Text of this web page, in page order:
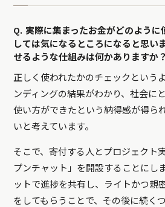
Q. 実際に集まったお金がどのように
しては気になるところになると思い
せるような仕組みは何かありますか？
正しく使われたかのチェックという
ンディングの結果がわかり、社会に
使い方ができたという納得感が得ら
いと考えています。
そこで、寄付する人とプロジェクト
プンチャット」を開設することにし
ットで進捗を共有し、ライトかつ親
をしてもらうことで、その後に続く